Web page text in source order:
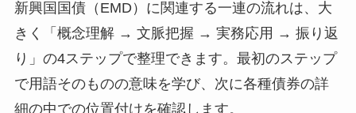
新興国国債（EMD）に関連する一連の流れは、大
きく「概念理解 → 文脈把握 → 実務応用 → 振り返
り」の4ステップで整理できます。最初のステップ
で用語そのものの意味を学び、次に各種債券の詳
細の中での位置付けを確認します。